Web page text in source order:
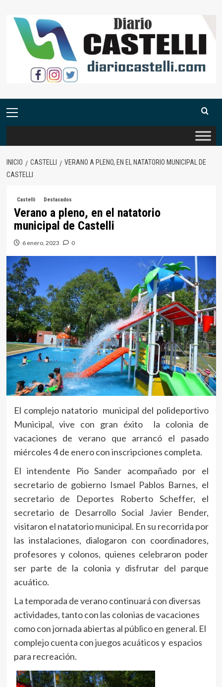
contenido
Menú
INICIO CASTELLI
VERANO A PLENO, EN EL NATATORIO MUNICIPAL DE
CASTELLI
Castelli Destacados
Verano a pleno, en el natatorio
municipal de Castelli
6 enero, 2023 0
El complejo natatorio municipal del polideportivo
Municipal, vive con gran éxito la colonia de
vacaciones de verano que arrancó el pasado
miércoles 4 de enero con inscripciones completa.
El intendente Pio Sander acompañado por el
secretario de gobierno Ismael Pablos Barnes, el
secretario de Deportes Roberto Scheffer, el
secretario de Desarrollo Social Javier Bender,
visitaron el natatorio municipal. En su recorrida por
las instalaciones, dialogaron con coordinadores,
profesores y colonos, quienes celebraron poder
ser parte de la colonia y disfrutar del parque
acuático.
La temporada de verano continuará con diversas
actividades, tanto con las colonias de vacaciones
como con jornada abiertas al público en general. El
complejo cuenta con juegos acuáticos y espacios
para recreación.